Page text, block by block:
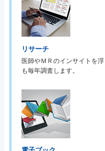
リサーチ
医師やＭＲのインサイトを
も毎年調査します。